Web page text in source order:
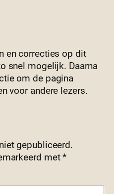
en correcties op dit
snel mogelijk. Daarna
om de pagina
voor andere lezers.
gepubliceerd.
met*